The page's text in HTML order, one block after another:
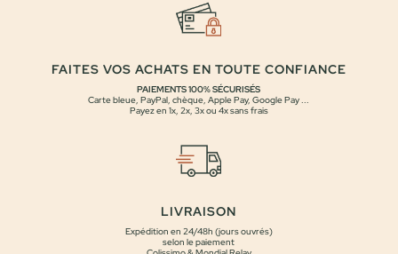
FAITES VOS ACHATS EN TOUTE CONFIANCE
PAIEMENTS 100% SÉCURISÉS
Carte bleue, PayPal, chèque, Apple Pay, Google Pay ...
Payez en 1x, 2x, 3x ou 4x sans frais
LIVRAISON
Expédition en 24/48h (jours ouvrés)
selon le paiement